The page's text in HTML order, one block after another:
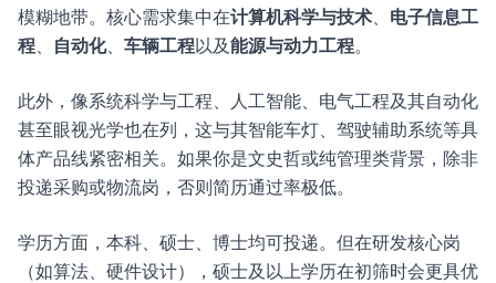
模糊地带。核心需求集中在计算机科学与技术、 电子信息工
程、 自动化、 车辆工程以及能源与动力工程。
此外，像系统科学与工程、人工智能、电气工程及其自动化
甚至眼视光学也在列，这与其智能车灯、驾驶辅助系统等具
体产品线紧密相关。如果你是文史哲或纯管理类背景，除非
投递采购或物流岗，否则简历通过率极低。
学历方面，本科、硕士、博士均可投递。但在研发核心岗
（如算法、硬件设计），硕士及以上学历在初筛时会更具优